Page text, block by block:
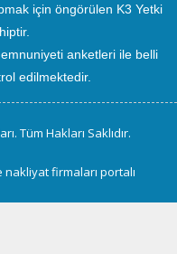
için öngörülen K3 Yetki
anketleri ile belli
edilmektedir.
Tüm Hakları Saklıdır.
firmaları portalı